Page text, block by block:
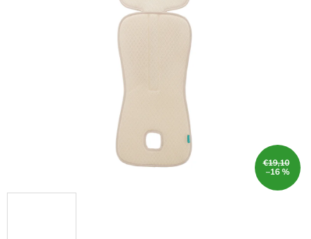
€19,10
–16 %